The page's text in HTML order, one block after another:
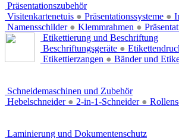
Präsentationszubehör
Visitenkartenetuis ● Präsentationssysteme ●
Namensschilder ● Klemmrahmen ●
Etikettierung und Beschriftung
Beschriftungsgeräte ●
Etikettierzangen ● Bänder und
Schneidemaschinen und Zubehör
Hebelschneider ● 2-in-1-Schneider ●
Laminierung und Dokumentenschutz